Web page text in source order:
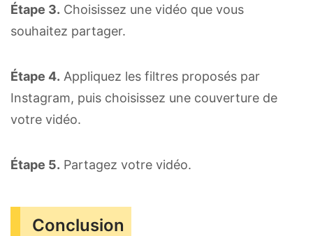
Étape 3. Choisissez une vidéo que vous
souhaitez partager.
Étape 4. Appliquez les filtres proposés par
Instagram, puis choisissez une couverture de
votre vidéo.
Étape 5. Partagez votre vidéo.
Conclusion